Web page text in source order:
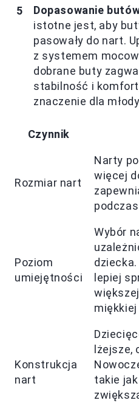
Dopasowanie
istotne jest, aby
pasowały do nart.
z systemem
dobrane buty
stabilność i
znaczenie dla
Czynnik
Rozmiar nart
Narty
więcej
Poziom
umiejętności
Wybór
lepiej
Konstrukcja
nart
lżejsze,
takie